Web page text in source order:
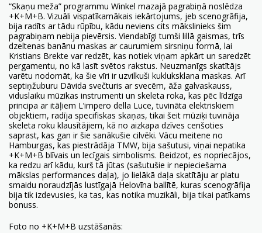
“Skaņu meža” programmu Winkel mazajā pagrabiņā noslēdza
+K+M+B. Vizuāli vispatīkamākais iekārtojums, jeb scenogrāfija,
bija radīts ar tādu rūpību, kādu neviens cits mākslinieks šim
pagrabiņam nebija pievērsis. Viendabīgi tumši lillā gaismas, trīs
dzeltenas banānu maskas ar caurumiem sirsniņu formā, lai
Kristians Brekte var redzēt, kas notiek viņam apkārt un saredzēt
pergamentu, no kā lasīt svētos rakstus. Neuzmanīgs skatītājs
varētu nodomāt, ka šie vīri ir uzvilkuši kukluksklana maskas. Arī
septiņžuburu Dāvida svečturis ar svecēm, āža galvaskauss,
viduslaiku mūzikas instrumenti un skeleta roka, kas pēc līdzīga
principa ar itāļiem L’impero della Luce, tuvināta elektriskiem
objektiem, radīja specifiskas skaņas, tikai šeit mūziķi tuvināja
skeleta roku klausītājiem, kā no aizkapa dzīves cenšoties
saprast, kas gan ir šie sanākušie cilvēki. Vācu meitene no
Hamburgas, kas piestrādāja TMW, bija sašutusi, viņai nepatika
+K+M+B blīvais un lecīgais simbolisms. Beidzot, es nopriecājos,
ka redzu arī kādu, kurš tā jūtas (sašutušie ir nepieciešama
mākslas performances daļa), jo lielākā daļa skatītāju ar platu
smaidu noraudzījās lustīgajā Helovīna ballītē, kuras scenogrāfija
bija tik izdevusies, ka tas, kas notika muzikāli, bija tikai patīkams
bonuss.
Foto no +K+M+B uzstāšanās: